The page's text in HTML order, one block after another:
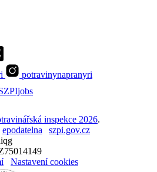
potravinynapranyri
inspekce 2026.
epodatelna
szpi.gov.cz
Nastavení cookies